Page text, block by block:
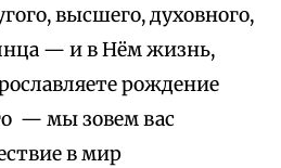
высшего, духовного,
— и в Нём жизнь,
рождение
— мы зовем вас
в мир